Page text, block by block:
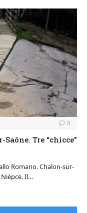
0
Tre “chicce”
Romano. Chalon-sur-
Il…